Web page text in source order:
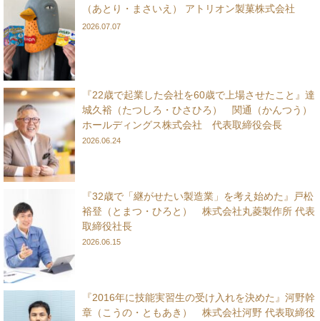
（あとり・まさいえ） アトリオン製菓株式会社
2026.07.07
『22歳で起業した会社を60歳で上場させたこと』達
城久裕（たつしろ・ひさひろ） 関通（かんつう）
ホールディングス株式会社 代表取締役会長
2026.06.24
『32歳で「継がせたい製造業」を考え始めた』戸松
裕登（とまつ・ひろと） 株式会社丸菱製作所 代表
取締役社長
2026.06.15
『2016年に技能実習生の受け入れを決めた』河野幹
章（こうの・ともあき） 株式会社河野 代表取締役